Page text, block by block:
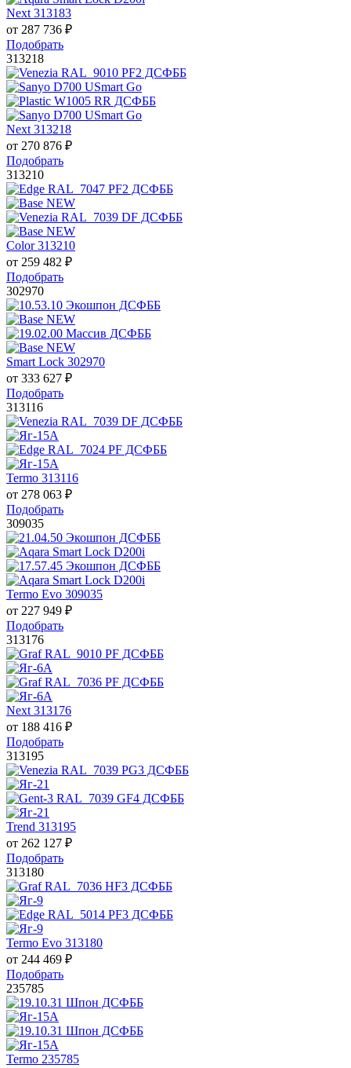
Next 313183
от 287 736 ₽
Подобрать
313218
Next 313218
от 270 876 ₽
Подобрать
313210
Color 313210
от 259 482 ₽
Подобрать
302970
Smart Lock 302970
от 333 627 ₽
Подобрать
313116
Termo 313116
от 278 063 ₽
Подобрать
309035
Termo Evo 309035
от 227 949 ₽
Подобрать
313176
Next 313176
от 188 416 ₽
Подобрать
313195
Trend 313195
от 262 127 ₽
Подобрать
313180
Termo Evo 313180
от 244 469 ₽
Подобрать
235785
Termo 235785